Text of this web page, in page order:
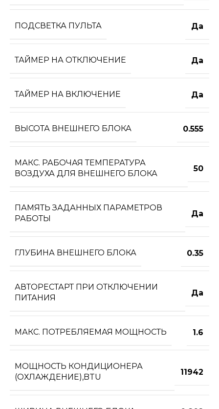
ПОДСВЕТКА ПУЛЬТА Да
ТАЙМЕР НА ОТКЛЮЧЕНИЕ Да
ТАЙМЕР НА ВКЛЮЧЕНИЕ Да
ВЫСОТА ВНЕШНЕГО БЛОКА 0.555
МАКС. РАБОЧАЯ ТЕМПЕРАТУРА
ВОЗДУХА ДЛЯ ВНЕШНЕГО БЛОКА
50
ПАМЯТЬ ЗАДАННЫХ ПАРАМЕТРОВ
РАБОТЫ
Да
ГЛУБИНА ВНЕШНЕГО БЛОКА 0.35
АВТОРЕСТАРТ ПРИ ОТКЛЮЧЕНИИ
ПИТАНИЯ
Да
МАКС. ПОТРЕБЛЯЕМАЯ МОЩНОСТЬ 1.6
МОЩНОСТЬ КОНДИЦИОНЕРА
(ОХЛАЖДЕНИЕ),BTU
11942